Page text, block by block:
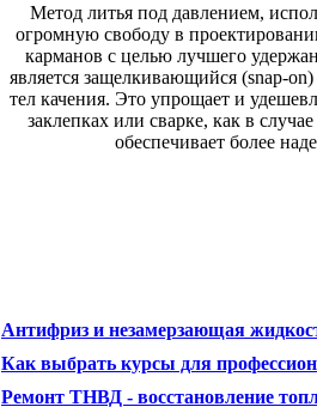
Метод литья под давлением,
огромную свободу в
карманов с целью лучшего
является защелкивающийся (snap-
тел качения. Это упрощает и
заклепках или сварке, как в
обеспечивает более
Антифриз и незамерзающая
Как выбрать курсы для
Ремонт ТНВД - восстановление